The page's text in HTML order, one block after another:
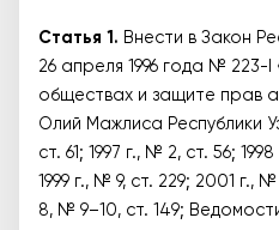
Статья 1. Внести в Закон
26 апреля 1996 года № 223-
обществах и защите прав
Олий Мажлиса Республики
ст. 61; 1997 г., № 2, ст. 56;
1999 г., № 9, ст. 229; 2001 г.,
8, № 9–10, ст. 149;